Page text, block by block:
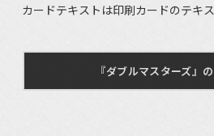
カードテキストは印刷カードのテキ
『ダブルマスターズ』